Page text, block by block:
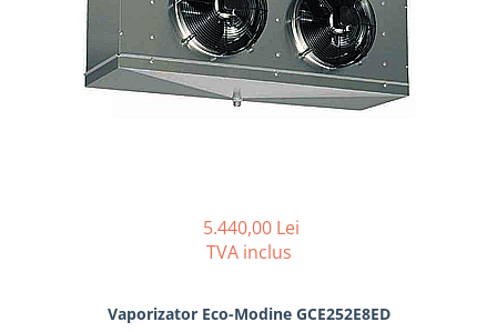
REZISTENTE DIGIVRARE
REZISTENTE SILICONICE
Compresoare Cubigel R134a
Compresoare Cubigel R404a
Compresoare Jiaxipera
VAPORIZATOARE LU-VE
5.440,00 Lei
TVA inclus
Vaporizator Eco-Modine GCE252E8ED